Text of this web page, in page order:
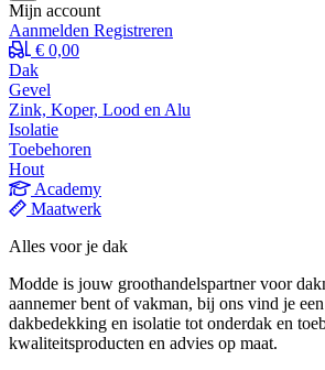
Mijn account
Aanmelden Registreren
€ 0,00
Dak
Gevel
Zink, Koper, Lood en Alu
Isolatie
Toebehoren
Hout
Academy
Maatwerk
Alles voor je dak
Modde is jouw groothandelspartner voor
aannemer bent of vakman, bij ons vind je
dakbedekking en isolatie tot onderdak en
kwaliteitsproducten en advies op maat.